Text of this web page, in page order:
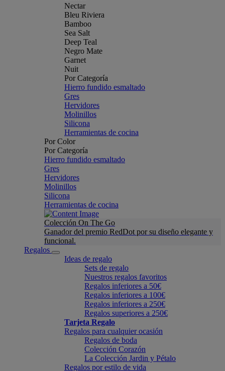
Nectar
Bleu Riviera
Bamboo
Sea Salt
Deep Teal
Negro Mate
Garnet
Nuit
Por Categoría
Hierro fundido esmaltado
Gres
Hervidores
Molinillos
Silicona
Herramientas de cocina
Por Color
Por Categoría
Hierro fundido esmaltado
Gres
Hervidores
Molinillos
Silicona
Herramientas de cocina
Colección On The Go
Ganador del premio RedDot por su diseño elegante y
funcional.
Regalos
Ideas de regalo
Sets de regalo
Nuestros regalos favoritos
Regalos inferiores a 50€
Regalos inferiores a 100€
Regalos inferiores a 250€
Regalos superiores a 250€
Tarjeta Regalo
Regalos para cualquier ocasión
Regalos de boda
Colección Corazón
La Colección Jardin y Pétalo
Regalos por estilo de vida